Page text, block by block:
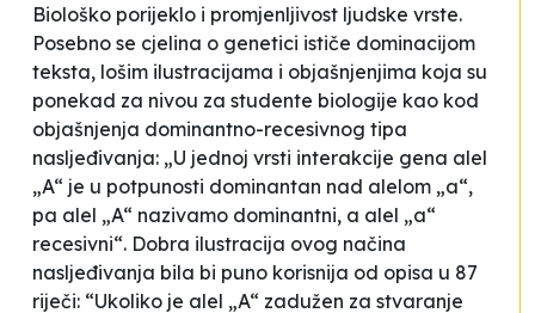
Biološko porijeklo i promjenljivost ljudske vrste.
Posebno se cjelina o genetici ističe dominacijom
teksta, lošim ilustracijama i objašnjenjima koja su
ponekad za nivou za studente biologije kao kod
objašnjenja dominantno-recesivnog tipa
nasljeđivanja: „U jednoj vrsti interakcije gena alel
„A“ je u potpunosti dominantan nad alelom „a“,
pa alel „A“ nazivamo dominantni, a alel „a“
recesivni“. Dobra ilustracija ovog načina
nasljeđivanja bila bi puno korisnija od opisa u 87
riječi: “Ukoliko je alel „A“ zadužen za stvaranje